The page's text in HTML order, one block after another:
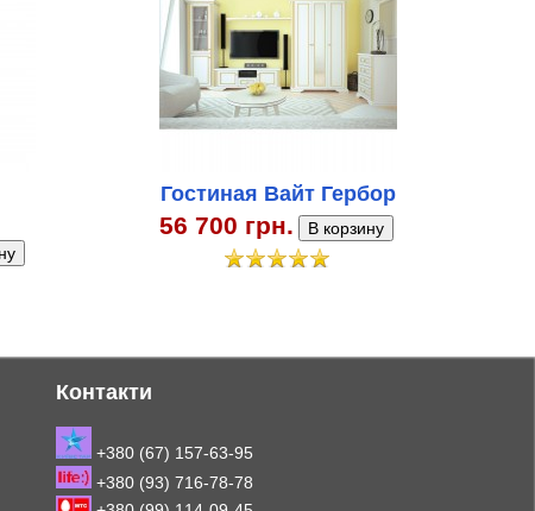
Гостиная Вайт Гербор
56 700 грн.
Контакти
+380 (67) 157-63-95
+380 (93) 716-78-78